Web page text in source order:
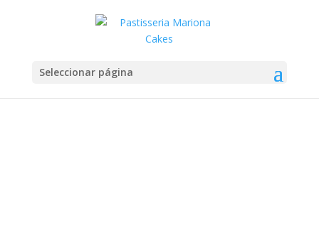
Seleccionar página